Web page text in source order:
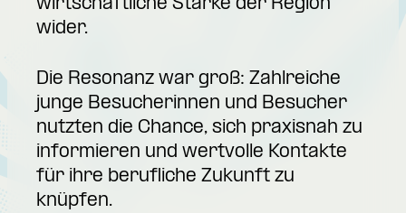
wirtschaftliche Stärke der Region
wider.
Die Resonanz war groß: Zahlreiche
junge Besucherinnen und Besucher
nutzten die Chance, sich praxisnah zu
informieren und wertvolle Kontakte
für ihre berufliche Zukunft zu
knüpfen.